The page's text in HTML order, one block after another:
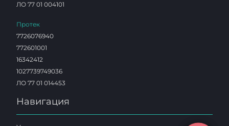
ЛО 77 01 004101
Протек
7726076940
772601001
16342412
1027739749036
ЛО 77 01 014453
Навигация